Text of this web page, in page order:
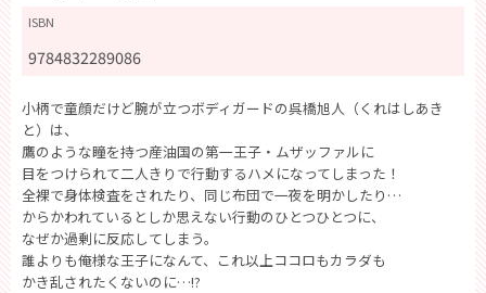
ISBN
9784832289086
小柄で童顔だけど腕が立つボディガードの呉橋旭人（くれはしあき
と）は、
鷹のような瞳を持つ産油国の第一王子・ムザッファルに
目をつけられて二人きりで行動するハメになってしまった！
全裸で身体検査をされたり、同じ布団で一夜を明かしたり…
からかわれているとしか思えない行動のひとつひとつに、
なぜか過剰に反応してしまう。
誰よりも俺様な王子になんて、これ以上ココロもカラダも
かき乱されたくないのに…!?